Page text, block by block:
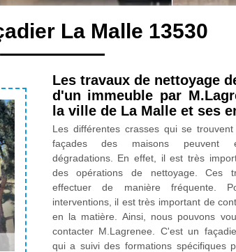
La Malle 13530
Les travaux de nettoyage
d'un immeuble par
la ville de La Malle et ses
Les différentes crasses qui se
façades des maisons peuvent
dégradations. En effet, il est très
des opérations de nettoyage. Ces
effectuer de manière fréquente.
interventions, il est très important de
en la matière. Ainsi, nous pouvons
contacter M.Lagrenee. C'est un
qui a suivi des formations spécifiques